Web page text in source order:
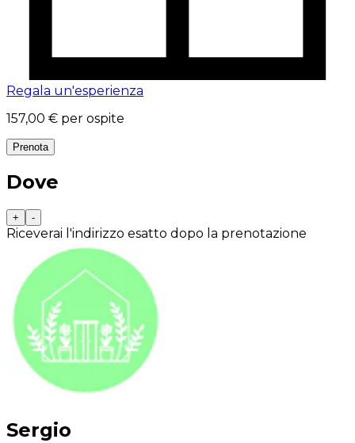
Regala un'esperienza
157,00 € per ospite
Prenota
Dove
+ -
Riceverai l'indirizzo esatto dopo la prenotazione
Sergio